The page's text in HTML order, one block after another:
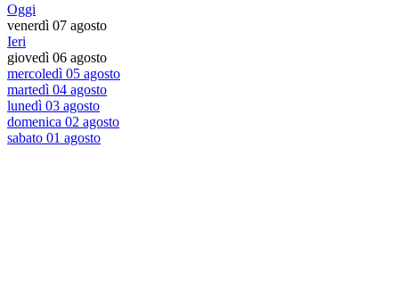
Oggi
venerdì 07 agosto
Ieri
giovedì 06 agosto
mercoledì 05 agosto
martedì 04 agosto
lunedì 03 agosto
domenica 02 agosto
sabato 01 agosto